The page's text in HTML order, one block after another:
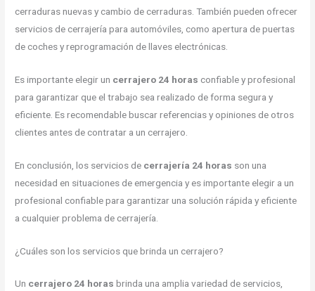
cerraduras nuevas y cambio de cerraduras. También pueden ofrecer
servicios de cerrajería para automóviles, como apertura de puertas
de coches y reprogramación de llaves electrónicas.
Es importante elegir un cerrajero 24 horas confiable y profesional
para garantizar que el trabajo sea realizado de forma segura y
eficiente. Es recomendable buscar referencias y opiniones de otros
clientes antes de contratar a un cerrajero.
En conclusión, los servicios de cerrajería 24 horas son una
necesidad en situaciones de emergencia y es importante elegir a un
profesional confiable para garantizar una solución rápida y eficiente
a cualquier problema de cerrajería.
¿Cuáles son los servicios que brinda un cerrajero?
Un cerrajero 24 horas brinda una amplia variedad de servicios,